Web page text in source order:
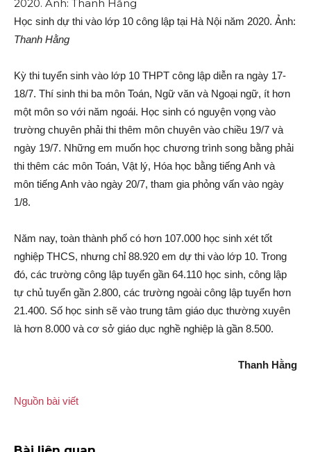
Học sinh dự thi vào lớp 10 công lập tại Hà Nội năm 2020. Ảnh:
Thanh Hằng
Kỳ thi tuyển sinh vào lớp 10 THPT công lập diễn ra ngày 17-
18/7. Thí sinh thi ba môn Toán, Ngữ văn và Ngoại ngữ, ít hơn
một môn so với năm ngoái. Học sinh có nguyện vọng vào
trường chuyên phải thi thêm môn chuyên vào chiều 19/7 và
ngày 19/7. Những em muốn học chương trình song bằng phải
thi thêm các môn Toán, Vật lý, Hóa học bằng tiếng Anh và
môn tiếng Anh vào ngày 20/7, tham gia phỏng vấn vào ngày
1/8.
Năm nay, toàn thành phố có hơn 107.000 học sinh xét tốt
nghiệp THCS, nhưng chỉ 88.920 em dự thi vào lớp 10. Trong
đó, các trường công lập tuyển gần 64.110 học sinh, công lập
tự chủ tuyển gần 2.800, các trường ngoài công lập tuyển hơn
21.400. Số học sinh sẽ vào trung tâm giáo dục thường xuyên
là hơn 8.000 và cơ sở giáo dục nghề nghiệp là gần 8.500.
Thanh Hằng
Nguồn bài viết